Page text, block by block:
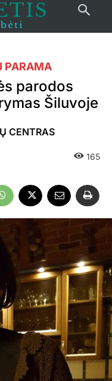
PARAMA
parodos
Šiluvoje
CENTRAS
165